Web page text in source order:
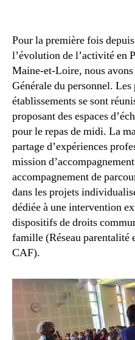
Pour la première fois
l’évolution de l’activité en
Maine-et-Loire, nous
Générale du personnel.
établissements se sont
proposant des espaces
pour le repas de midi. La
partage d’expériences
mission
accompagnement de
dans les projets
dédiée à une intervention
dispositifs de droits
famille (Réseau parentalité
CAF).